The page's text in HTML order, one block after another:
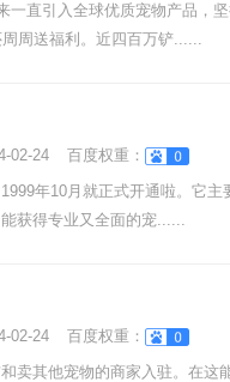
一直引入全球优质宠物产品，
周送福利。近四百万铲......
02-24
百度权重：
年10月就正式开通啦。它主
获得专业又全面的宠......
02-24
百度权重：
卖其他宠物的商家入驻。在这